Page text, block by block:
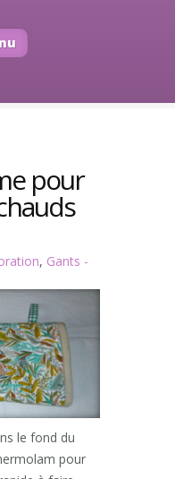
pour
, Gants -
le fond du
pour